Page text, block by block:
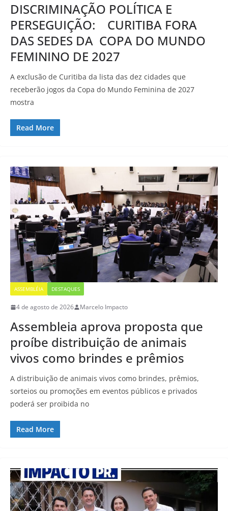
DISCRIMINAÇÃO POLÍTICA E
PERSEGUIÇÃO: CURITIBA FORA
DAS SEDES DA COPA DO MUNDO
FEMININO DE 2027
A exclusão de Curitiba da lista das dez cidades que
receberão jogos da Copa do Mundo Feminina de 2027
mostra
Read More
ASSEMBLÉIA DESTAQUES
4 de agosto de 2026 Marcelo Impacto
Assembleia aprova proposta que
proíbe distribuição de animais
vivos como brindes e prêmios
A distribuição de animais vivos como brindes, prêmios,
sorteios ou promoções em eventos públicos e privados
poderá ser proibida no
Read More